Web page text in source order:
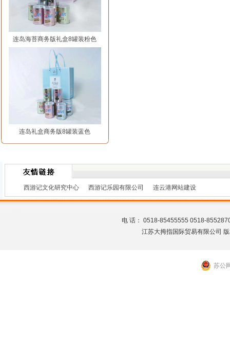
连岛海苔商务版礼盒8罐装粉色
连岛礼盒商务版8罐装蓝色
西游记文化研究中心 西游记乐园有限公司 连云港网站建设
电 话： 0518-85455555 0518-
江苏大拇指国际贸易有限公司
苏公